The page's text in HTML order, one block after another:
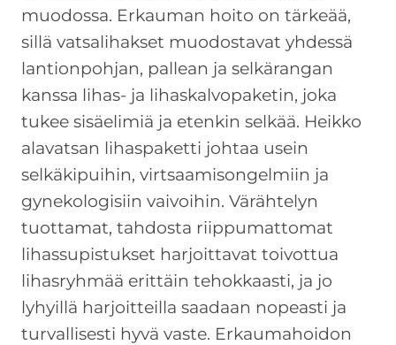
muodossa. Erkauman hoito on tärkeää,
sillä vatsalihakset muodostavat yhdessä
lantionpohjan, pallean ja selkärangan
kanssa lihas- ja lihaskalvopaketin, joka
tukee sisäelimiä ja etenkin selkää. Heikko
alavatsan lihaspaketti johtaa usein
selkäkipuihin, virtsaamisongelmiin ja
gynekologisiin vaivoihin. Värähtelyn
tuottamat, tahdosta riippumattomat
lihassupistukset harjoittavat toivottua
lihasryhmää erittäin tehokkaasti, ja jo
lyhyillä harjoitteilla saadaan nopeasti ja
turvallisesti hyvä vaste. Erkaumahoidon